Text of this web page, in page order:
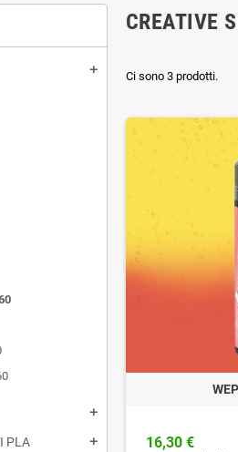
add
add
PLA add
CREATIVE
Ci sono 3 prodotti.
16,30 €